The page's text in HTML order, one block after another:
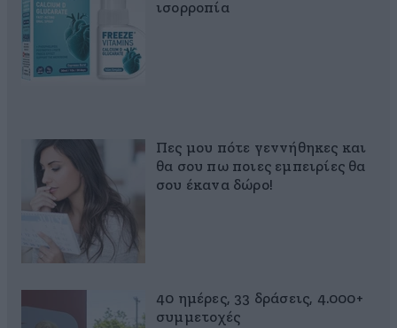
ισορροπία
Πες μου πότε γεννήθηκες και
θα σου πω ποιες εμπειρίες θα
σου έκανα δώρο!
40 ημέρες, 33 δράσεις, 4.000+
συμμετοχές